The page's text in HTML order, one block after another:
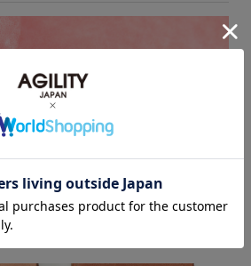
スが独特の風合いを醸し出
飴色に変化する北欧レザー